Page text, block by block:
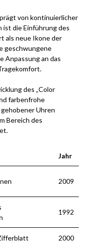
von kontinuierlicher
ist die Einführung des
als neue Ikone der
geschwungene
Anpassung an das
des „Color
farbenfrohe
Uhren
Bereich des
Jahr
2009
1992
2000